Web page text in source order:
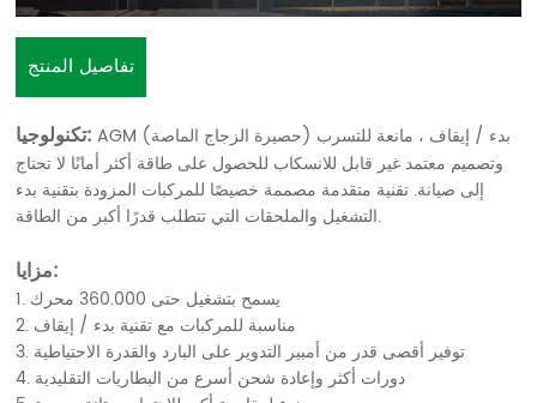
تفاصيل المنتج
تكنولوجيا: AGM (حصيرة الزجاج الماصة) بدء / إيقاف ، مانعة للتسرب
وتصميم معتمد غير قابل للانسكاب للحصول على طاقة أكثر أمانًا لا تحتاج
إلى صيانة. تقنية متقدمة مصممة خصيصًا للمركبات المزودة بتقنية بدء
التشغيل والملحقات التي تتطلب قدرًا أكبر من الطاقة.
مزايا:
1. يسمح بتشغيل حتى 360.000 محرك
2. مناسبة للمركبات مع تقنية بدء / إيقاف
3. توفير أقصى قدر من أمبير التدوير على البارد والقدرة الاحتياطية
4. دورات أكثر وإعادة شحن أسرع من البطاريات التقليدية